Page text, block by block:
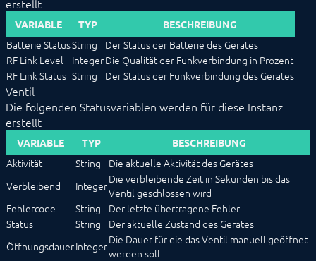
IPS-868
IR Trans
KEBA
KNX
LCN
LJQuick
M-Bus
Matter
Mennekes
Modbus RTU/TCP
MQTT
Möhlenhoff Alpha 2
OCPP
OPC UA
SageGlass (BACnet)
Shutter Control
Siemens OZW
erstellt
VARIABLE TYP BESCHREIBUNG
Batterie StatusString
Der Status der Batterie des Gerätes
RF Link Level
IntegerDie Qualität der Funkverbindung in Prozent
RF Link Status String Der Status der Funkverbindung des Gerätes
Ventil
Die folgenden Statusvariablen werden für diese Instanz
erstellt
VARIABLE TYP BESCHREIBUNG
Aktivität String
Die aktuelle Aktivität des Gerätes
Verbleibend
IntegerDie verbleibende Zeit in Sekunden bis das
Ventil geschlossen wird
Fehlercode
String
Der letzte übertragene Fehler
Status
String
Der aktuelle Zustand des Gerätes
ÖffnungsdauerIntegerDie Dauer für die das Ventil manuell geöffnet
werden soll